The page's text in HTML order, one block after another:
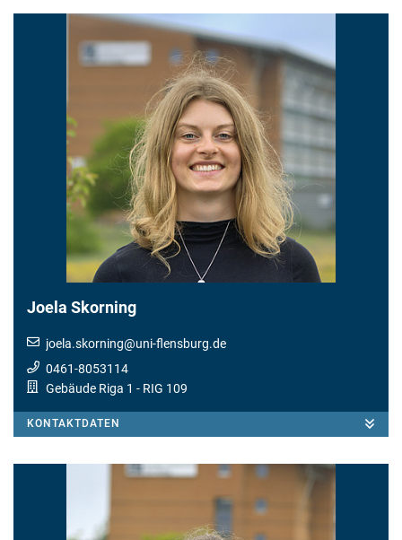
Joela Skorning
joela.skorning@uni-flensburg.de
0461-8053114
Gebäude Riga 1 - RIG 109
KONTAKTDATEN